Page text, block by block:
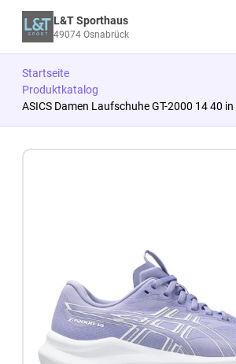
L&T Sporthaus
49074 Osnabrück
Startseite
Produktkatalog
ASICS Damen Laufschuhe GT-2000 14 40 in